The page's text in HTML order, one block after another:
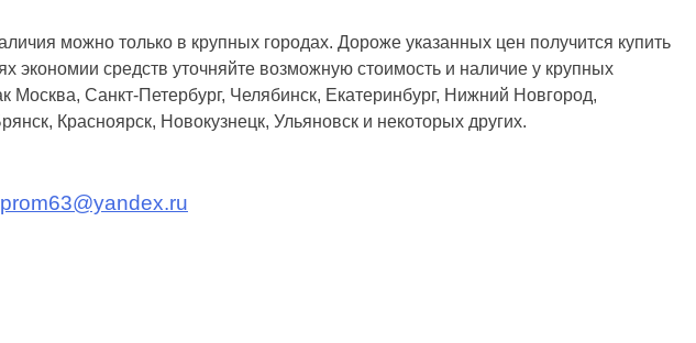
можно только в крупных городах. Дороже указанных цен получится купить
экономии средств уточняйте возможную стоимость и наличие у крупных
Санкт-Петербург, Челябинск, Екатеринбург, Нижний Новгород,
Красноярск, Новокузнецк, Ульяновск и некоторых других.